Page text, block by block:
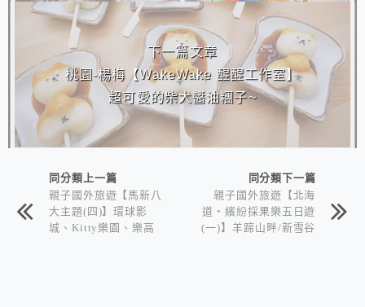
下一篇文章
桃園-楊梅【WakeWake 醒醒工作室】
超可愛的柴犬醬油糰子~
同分類上一篇
親子國外旅遊【馬新八
大主題(四)】環球影
城、Kitty樂園、樂高
同分類下一篇
親子國外旅遊【北海
道‧繽紛採果樂五日遊
(一)】羊蹄山畔/新雪谷